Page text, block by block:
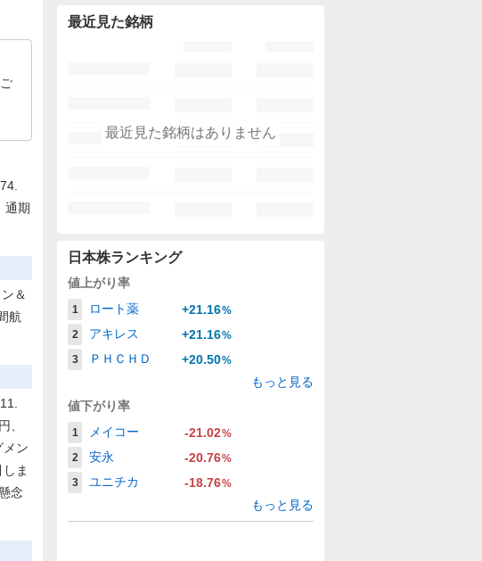
通期
＆
航
、
メン
ま
念
最近見た銘柄
最近見た銘柄はありません
日本株ランキング
値上がり率
1 ロート薬 +21.16%
2
アキレス +21.16%
3
ＰＨＣＨＤ +20.50%
もっと見る
値下がり率
1 メイコー -21.02%
2
安永 -20.76%
3
ユニチカ -18.76%
もっと見る